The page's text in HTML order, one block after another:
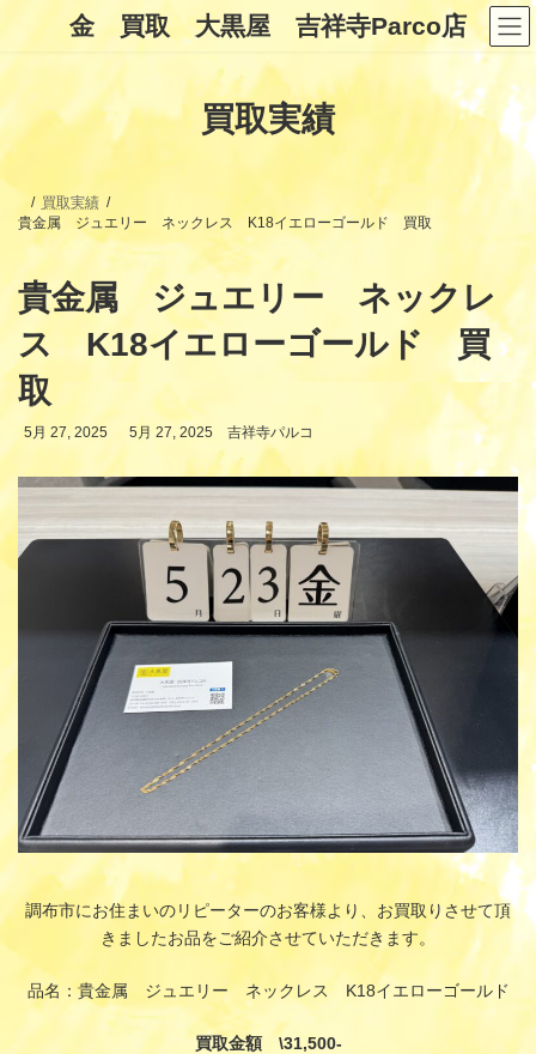
ン
キ
ッ
ー
に
移
金 買取 大黒屋 吉祥寺Parco店
買取実績
買取実績
貴金属 ジュエリー ネックレス K18イエローゴールド 買取
貴金属 ジュエリー ネックレ
ス K18イエローゴールド 買
取
5月 27, 2025
最
新
5月 27, 2025 吉祥寺パルコ
調布市にお住まいのリピーターのお客様より、お買取りさせて頂
きましたお品をご紹介させていただきます。
品名：貴金属 ジュエリー ネックレス K18イエローゴールド
買取金額 \31,500-